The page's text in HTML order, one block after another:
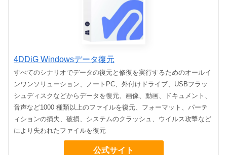
4DDiG Windowsデータ復元
すべてのシナリオでデータの復元と修復を実行するためのオールイ
ンワンソリューション、ノートPC、外付けドライブ、USBフラッ
シュディスクなどからデータを復元、画像、動画、ドキュメント、
音声など1000 種類以上のファイルを復元、フォーマット、パーテ
ィションの損失、破損、システムのクラッシュ、ウイルス攻撃など
により失われたファイルを復元
公式サイト